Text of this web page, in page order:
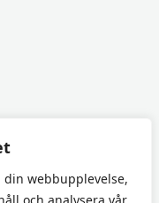
webbupplevelse,